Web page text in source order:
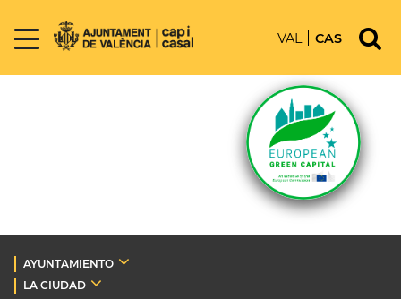
VAL CAS
AYUNTAMIENTO
LA CIUDAD